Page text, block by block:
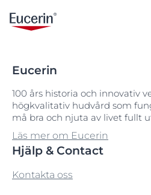
Eucerin
100 års historia och innovativ
högkvalitativ hudvård som
må bra och njuta av livet fullt
Läs mer om Eucerin
Hjälp & Contact
Kontakta oss